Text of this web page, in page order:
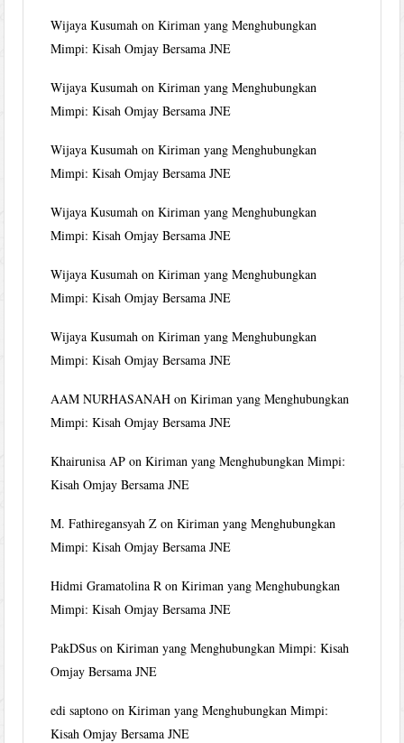
Wijaya Kusumah onKiriman yang Menghubungkan
Mimpi: Kisah Omjay Bersama JNE
Wijaya Kusumah onKiriman yang Menghubungkan
Mimpi: Kisah Omjay Bersama JNE
Wijaya Kusumah onKiriman yang Menghubungkan
Mimpi: Kisah Omjay Bersama JNE
Wijaya Kusumah onKiriman yang Menghubungkan
Mimpi: Kisah Omjay Bersama JNE
Wijaya Kusumah onKiriman yang Menghubungkan
Mimpi: Kisah Omjay Bersama JNE
Wijaya Kusumah onKiriman yang Menghubungkan
Mimpi: Kisah Omjay Bersama JNE
AAM NURHASANAH onKiriman yang Menghubungkan
Mimpi: Kisah Omjay Bersama JNE
Khairunisa AP onKiriman yang Menghubungkan Mimpi:
Kisah Omjay Bersama JNE
M. Fathiregansyah Z onKiriman yang Menghubungkan
Mimpi: Kisah Omjay Bersama JNE
Hidmi Gramatolina R onKiriman yang Menghubungkan
Mimpi: Kisah Omjay Bersama JNE
PakDSus onKiriman yang Menghubungkan Mimpi: Kisah
Omjay Bersama JNE
edi saptono onKiriman yang Menghubungkan Mimpi:
Kisah Omjay Bersama JNE